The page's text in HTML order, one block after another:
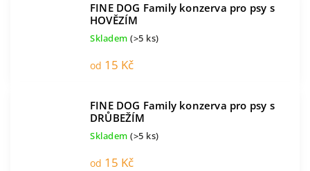
FINE DOG Family konzerva pro psy s
HOVĚZÍM
Skladem (>5 ks)
od 15 Kč
FINE DOG Family konzerva pro psy s
DRŮBEŽÍM
Skladem (>5 ks)
od 15 Kč